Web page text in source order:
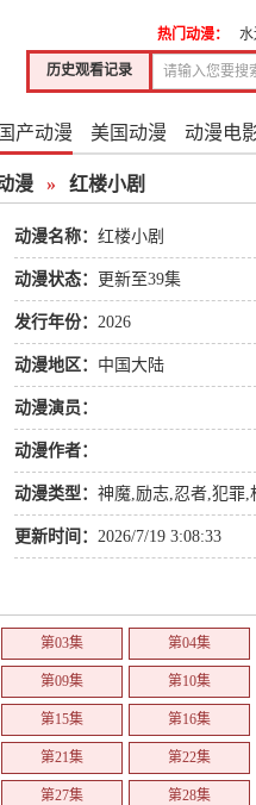
历史观看记录
热门动漫：
国产动漫 美国动漫 动漫电
漫 » 红楼小剧
动漫名称： 红楼小剧
动漫状态： 更新至39集
发行年份： 2026
动漫地区： 中国大陆
动漫演员：
动漫作者：
动漫类型： 神魔,励志,忍者,犯罪,
更新时间： 2026/7/19 3:08:33
第03集 第04集
第09集 第10集
第15集 第16集
第21集 第22集
第27集 第28集